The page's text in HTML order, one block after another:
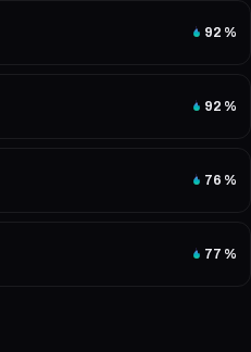
92 %
92 %
76 %
77 %